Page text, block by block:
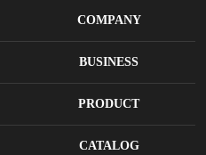
회원가입
COMPANY
BUSINESS
PRODUCT
CATALOG